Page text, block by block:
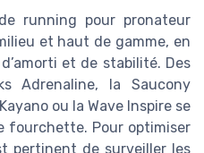
running pour pronateur
et haut de gamme, en
et de stabilité. Des
Adrenaline, la Saucony
ou la Wave Inspire se
fourchette. Pour optimiser
pertinent de surveiller les